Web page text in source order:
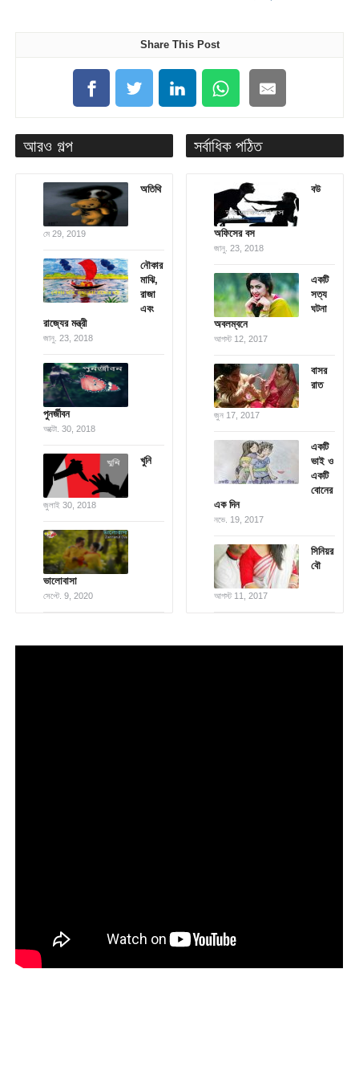
Share This Post
আরও গল্প
অতিথি
মে 29, 2019
নৌকার
মাঝি,
রাজা
এবং
রাজ্যের মন্ত্রী
জানু. 23, 2018
পুনর্জীবন
অক্টো. 30, 2018
খুনি
জুলাই 30, 2018
ভালোবাসা
সেপ্টে. 9, 2020
সর্বাধিক পঠিত
বউ
অফিসের বস
জানু. 23, 2018
একটি
সত্য
ঘটনা
অবলম্বনে
আগস্ট 12, 2017
বাসর
রাত
জুন 17, 2017
একটি
ভাই ও
একটি
বোনের
এক দিন
নভে. 19, 2017
সিনিয়র
বৌ
আগস্ট 11, 2017